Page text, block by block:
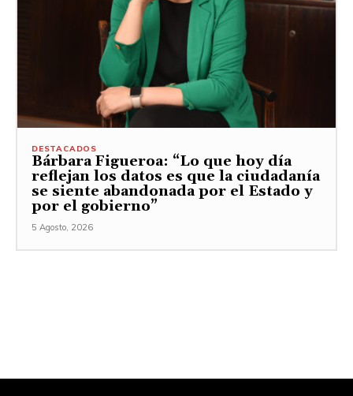
DESTACADOS
Bárbara Figueroa: “Lo que hoy día
reflejan los datos es que la ciudadanía
se siente abandonada por el Estado y
por el gobierno”
5 Agosto, 2026